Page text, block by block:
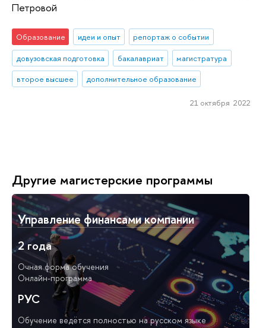
Петровой
Образование идеи и опыт
репортаж о событии
довузовская подготовка
бакалавриат
магистратура
второе высшее
дополнительное образование
21 октября 2022
Другие магистерские программы
Управление финансами компании
2 года
Очная форма обучения
Онлайн-программа
РУС
Обучение ведётся полностью на русском языке